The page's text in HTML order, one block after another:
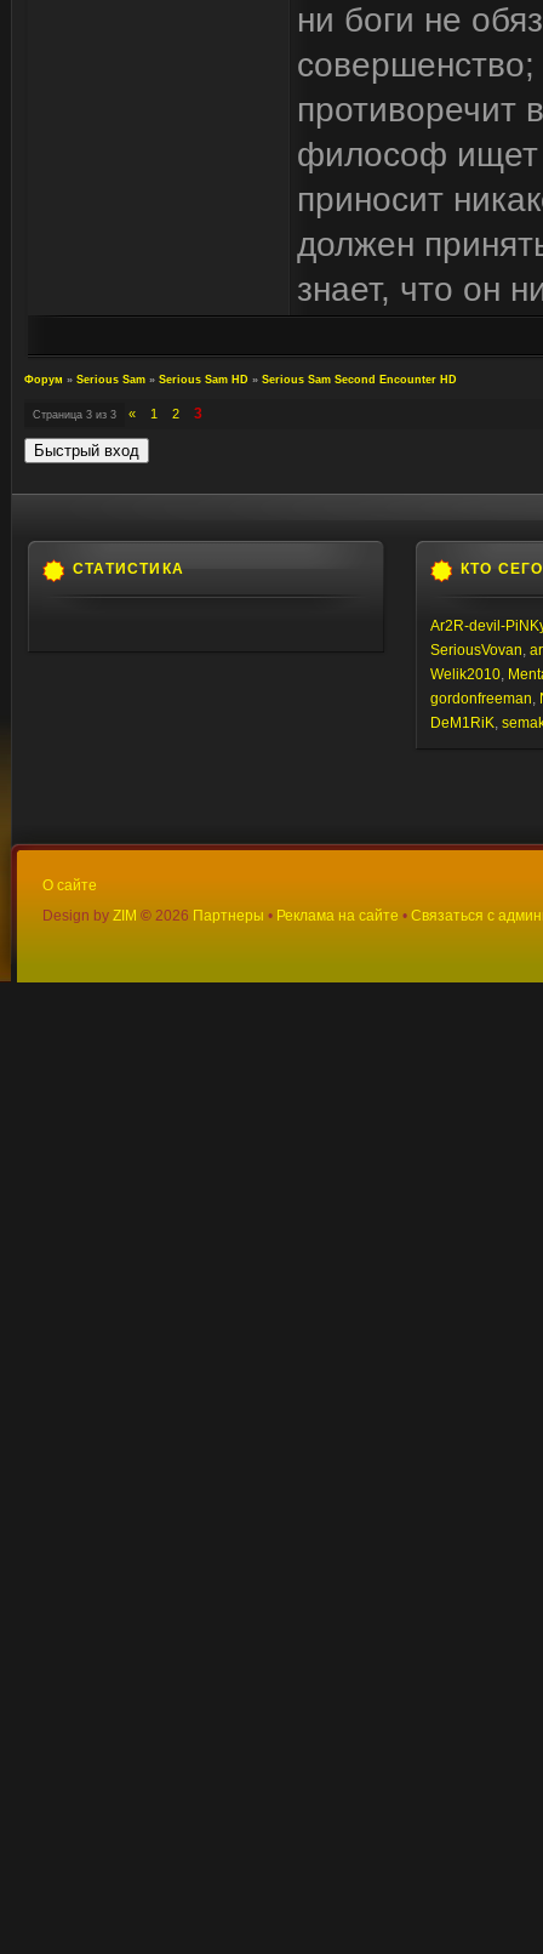
ни боги не
совершенство;
противоречит
философ ищет
приносит
должен
знает, что он
Форум » Serious Sam » Serious Sam HD » Serious Sam Second Encounter HD
Страница 3 из 3 « 1 2 3
СТАТИСТИКА КТО
Ar2R-devil-
SeriousVovan,
Welik2010,
gordonfreeman,
DeM1RiK,
О сайте
Design by ZIM © 2026 Партнеры • Реклама на сайте • Связаться с